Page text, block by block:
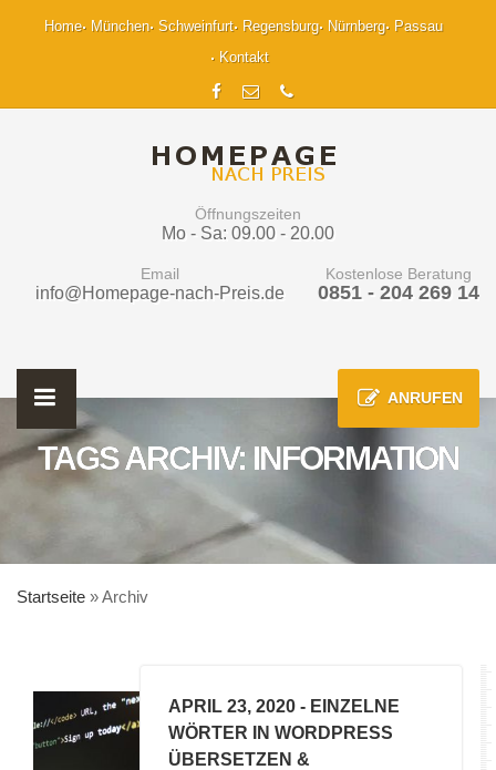
Home München Schweinfurt Regensburg Nürnberg
Passau
Kontakt
Öffnungszeiten
Mo - Sa: 09.00 - 20.00
Email
info@Homepage-nach-Preis.de
Kostenlose Beratung
0851 - 204 269 14
ANRUFEN
TAGS ARCHIV: INFORMATION
Startseite »Archiv
APRIL 23, 2020 - EINZELNE
WÖRTER IN WORDPRESS
ÜBERSETZEN &